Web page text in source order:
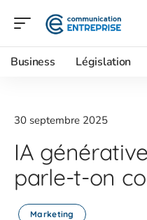
Business Législation
30 septembre 2025
IA
parle-t-on
Marketing